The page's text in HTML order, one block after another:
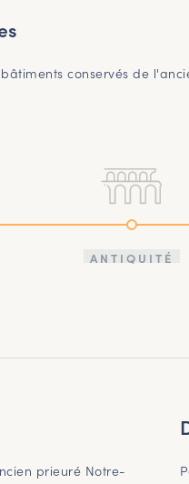
conservés de
ANTIQUITÉ
prieuré Notre-